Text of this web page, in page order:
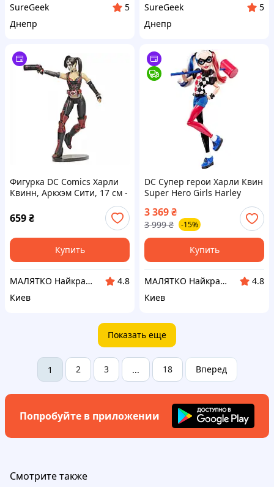
SureGeek
5
Днепр
SureGeek
5
Днепр
Фигурка DC Comics Харли
Квинн, Аркхэм Сити, 17 см -
Harley Quinn, Arkham City
659₴
Купить
МАЛЯТКО Найкраще для ваших дітей
4.8
Киев
DC Супер герои Харли Квин
Super Hero Girls Harley
3 369₴
3 999 ₴ -15%
Купить
МАЛЯТКО Найкраще для ваших дітей
4.8
Киев
Показать еще
1 2 3 ... 18 Вперед
Попробуйте в приложении
Смотрите также